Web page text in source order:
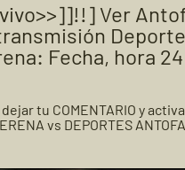
Ver
Fecha, hora
tu COMENTARIO y
vs DEPORTES